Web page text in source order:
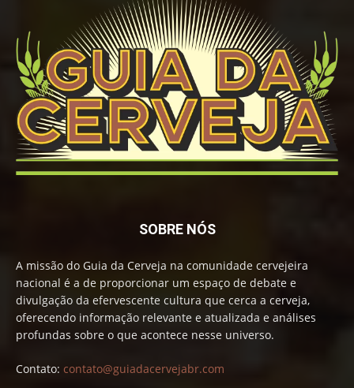
SOBRE NÓS
A missão do Guia da Cerveja na comunidade cervejeira
nacional é a de proporcionar um espaço de debate e
divulgação da efervescente cultura que cerca a cerveja,
oferecendo informação relevante e atualizada e análises
profundas sobre o que acontece nesse universo.
Contato: contato@guiadacervejabr.com